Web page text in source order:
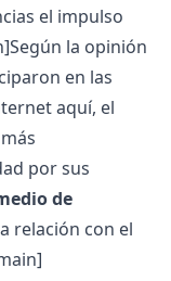
el impulso
la opinión
en las
aquí, el
por sus
de
relación con el